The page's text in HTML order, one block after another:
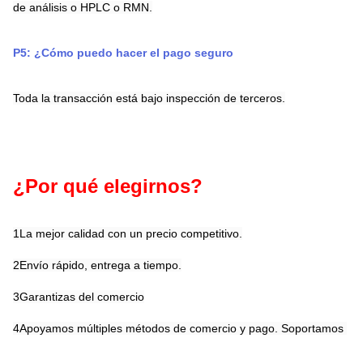
de análisis o HPLC o RMN.
P5: ¿Cómo puedo hacer el pago seguro
Toda la transacción está bajo inspección de terceros.
¿Por qué elegirnos?
1La mejor calidad con un precio competitivo.
2Envío rápido, entrega a tiempo.
3Garantizas del comercio
4Apoyamos múltiples métodos de comercio y pago. Soportamos